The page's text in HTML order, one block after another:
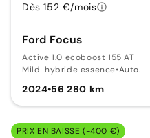
Ford Focus
Active 1.0 ecoboost 155 AT
Mild-hybride essence•Auto.
2024•56 280 km
Dès 152 €/mois
PRIX EN BAISSE (-400 €)